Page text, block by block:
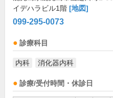
イデハラビル1階 [地図]
099-295-0073
診療科目
内科 消化器内科
診療/受付時間・休診日